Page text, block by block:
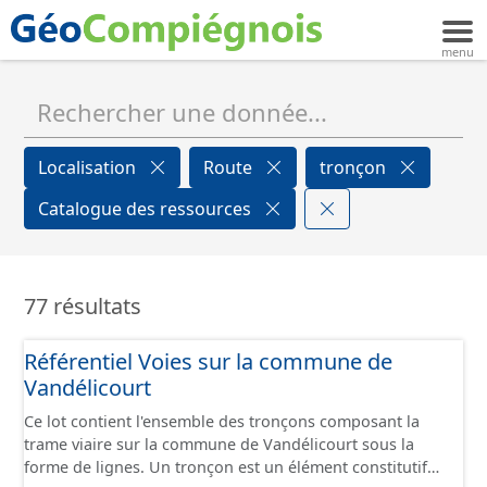
Localisation Route
tronçon
Catalogue des ressources
77 résultats
Référentiel Voies sur la commune de
Vandélicourt
Ce lot contient l'ensemble des tronçons composant la
trame viaire sur la commune de Vandélicourt sous la
forme de lignes. Un tronçon est un élément constitutif